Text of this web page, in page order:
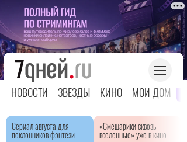
НОВОСТИ ЗВЕЗДЫ КИНО МОЙ ДОМ
Сериал августа для
поклонников фэнтези
«Смешарики сквозь
вселенные» уже в кино